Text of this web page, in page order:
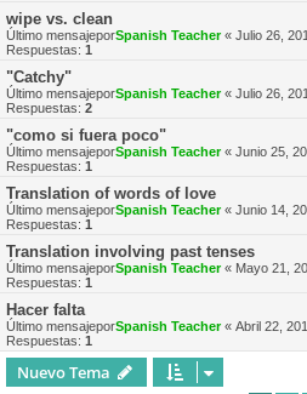
wipe vs. clean
Último mensajeporSpanish Teacher« Julio 26,
Respuestas: 1
"Catchy"
Último mensajeporSpanish Teacher« Julio 26,
Respuestas: 2
"como si fuera poco"
Último mensajeporSpanish Teacher« Junio 25,
Respuestas: 1
Translation of words of love
Último mensajeporSpanish Teacher« Junio 14,
Respuestas: 1
Translation involving past tenses
Último mensajeporSpanish Teacher« Mayo 21,
Respuestas: 1
Hacer falta
Último mensajeporSpanish Teacher« Abril 22,
Respuestas: 1
Nuevo Tema